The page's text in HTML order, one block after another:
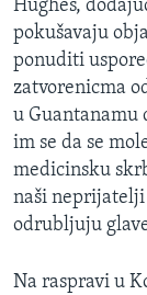
Hughes,
pokušavaju
ponuditi
zatvorenicma
u Guantanamu
im se da se
medicinsku
naši
odrubljuju
Na raspravi u